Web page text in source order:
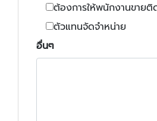
ต้องการให้พนักงานขาย
ตัวแทนจัดจำหน่าย
อื่นๆ